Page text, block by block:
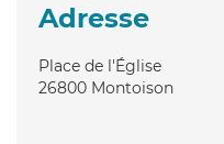
Adresse
Place de l'Église
26800 Montoison